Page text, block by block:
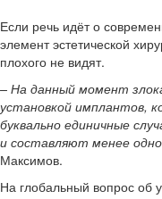
Если речь идёт о
элемент эстетической
плохого не видят.
– На данный момент
установкой имплантов,
буквально единичные
и составляют менее
Максимов.
На глобальный вопрос об